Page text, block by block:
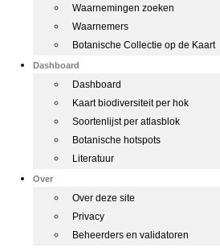
Waarnemingen zoeken
Waarnemers
Botanische Collectie op de Kaart
Dashboard
Dashboard
Kaart biodiversiteit per hok
Soortenlijst per atlasblok
Botanische hotspots
Literatuur
Over
Over deze site
Privacy
Beheerders en validatoren